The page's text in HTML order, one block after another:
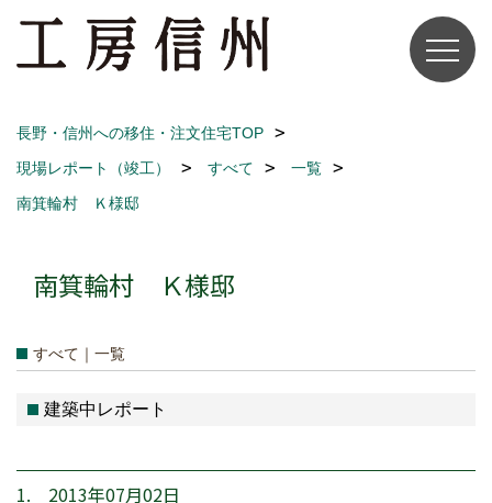
長野・信州への移住・注文住宅TOP
現場レポート（竣工）
すべて
一覧
南箕輪村 Ｋ様邸
南箕輪村 Ｋ様邸
すべて｜一覧
建築中レポート
1. 2013年07月02日